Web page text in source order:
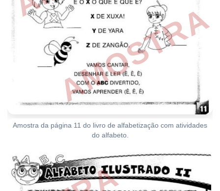
Amostra da página 11 do livro de alfabetização com atividades
do alfabeto.